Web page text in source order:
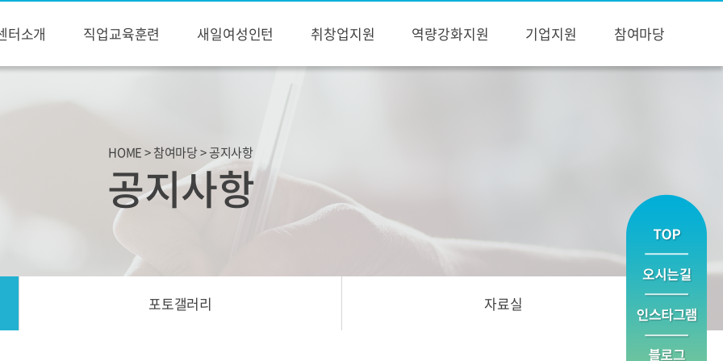
터소개 직업교육훈련 새일여성인턴 취창업지원 역량강화지원 기업지원 참여마당
HOME > 참여마당 > 공지사항
공지사항
포토갤러리 자료실